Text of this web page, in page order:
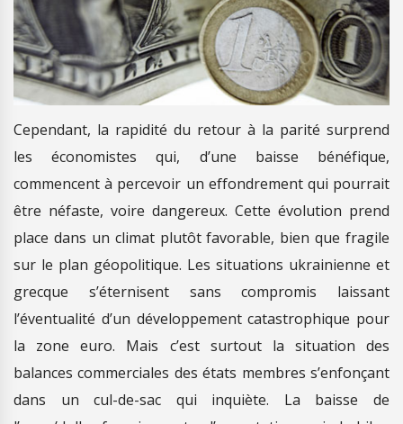
Cependant, la rapidité du retour à la parité surprend
les économistes qui, d’une baisse bénéfique,
commencent à percevoir un effondrement qui pourrait
être néfaste, voire dangereux. Cette évolution prend
place dans un climat plutôt favorable, bien que fragile
sur le plan géopolitique. Les situations ukrainienne et
grecque s’éternisent sans compromis laissant
l’éventualité d’un développement catastrophique pour
la zone euro. Mais c’est surtout la situation des
balances commerciales des états membres s’enfonçant
dans un cul-de-sac qui inquiète. La baisse de